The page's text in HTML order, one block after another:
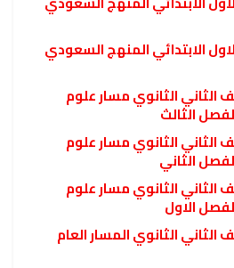
الابتدائي المنهج السعودي
الثانوي مسار علوم
الثالث
الثانوي مسار علوم
الثاني
الثانوي مسار علوم
الاول
الثانوي المسار العام